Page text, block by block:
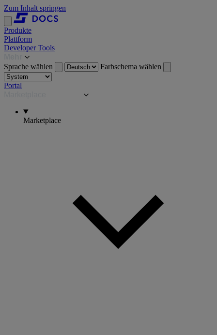
Zum Inhalt springen
Produkte
Plattform
Developer Tools
Sprache wählen
Farbschema wählen
Portal
Marketplace